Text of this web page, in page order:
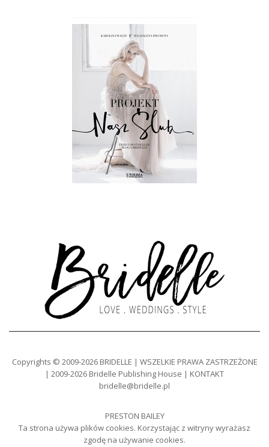
Copyrights © 2009-2026 BRIDELLE | WSZELKIE PRAWA ZASTRZEŻONE
| 2009-2026 Bridelle Publishing House | KONTAKT
bridelle@bridelle.pl
PRESTON BAILEY
Ta strona używa plików cookies. Korzystając z witryny wyrażasz
zgodę na używanie cookies.